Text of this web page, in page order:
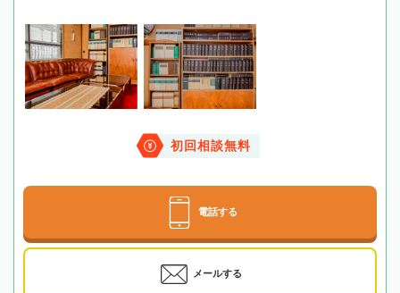
初回相談無料
電話する
メールする